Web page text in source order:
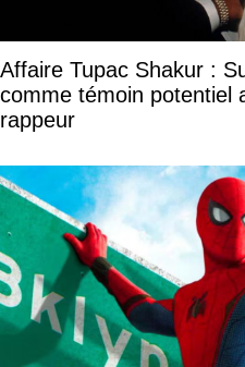
Affaire Tupac Shakur :
comme témoin potentiel
rappeur